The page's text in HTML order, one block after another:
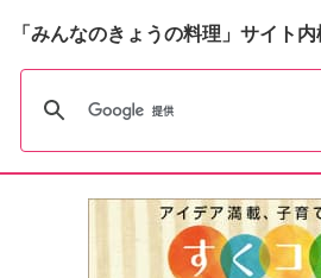
「みんなのきょうの料理」サイト